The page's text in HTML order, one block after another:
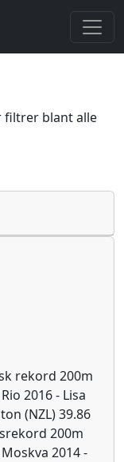
filtrer blant alle
rekord 200m
2016 - Lisa
(NZL) 39.86
200m
2014 -